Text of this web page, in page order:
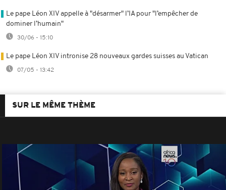
Le pape Léon XIV appelle à "désarmer" l’IA pour "l’empêcher de
dominer l’humain"
30/06 - 15:10
Le pape Léon XIV intronise 28 nouveaux gardes suisses au Vatican
07/05 - 13:42
SUR LE MÊME THÈME